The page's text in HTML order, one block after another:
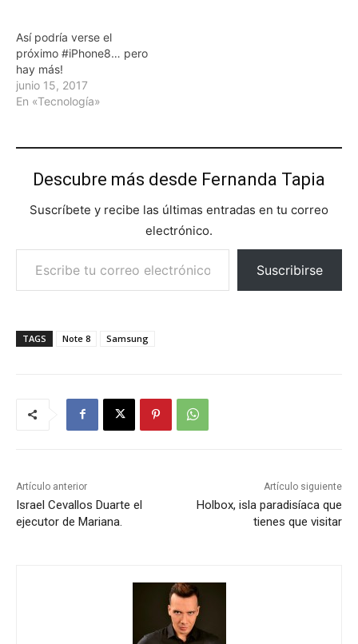
Así podría verse el
próximo #iPhone8… pero
hay más!
junio 15, 2017
En «Tecnología»
Descubre más desde Fernanda Tapia
Suscríbete y recibe las últimas entradas en tu correo
electrónico.
Escribe tu correo electrónico…
Suscribirse
TAGS Note 8 Samsung
Artículo anterior
Israel Cevallos Duarte el
ejecutor de Mariana.
Artículo siguiente
Holbox, isla paradisíaca que
tienes que visitar